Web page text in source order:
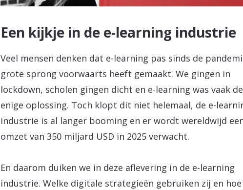
Een kijkje in de e-learning industrie
Veel mensen denken dat e-learning pas sinds de
grote sprong voorwaarts heeft gemaakt. We gingen in
lockdown, scholen gingen dicht en e-learning was vaak de
enige oplossing. Toch klopt dit niet helemaal, de e-
industrie is al langer booming en er wordt wereldwijd
omzet van 350 miljard USD in 2025 verwacht.
En daarom duiken we in deze aflevering in de e-learning
industrie. Welke digitale strategieën gebruiken zij en hoe